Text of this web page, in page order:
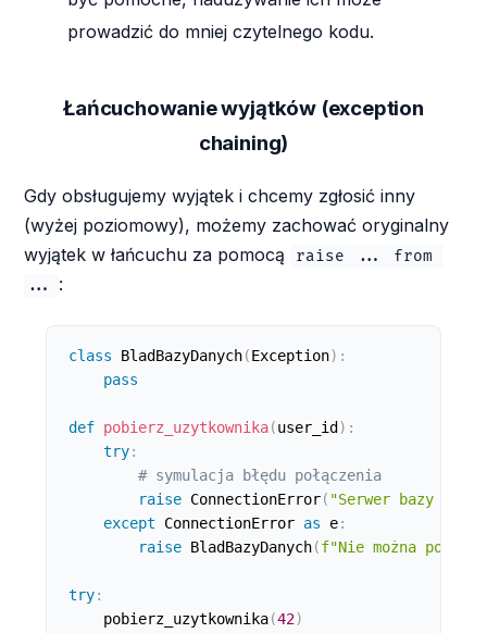
prowadzić do mniej czytelnego kodu.
Łańcuchowanie wyjątków (exception
chaining)
Gdy obsługujemy wyjątek i chcemy zgłosić inny
(wyżej poziomowy), możemy zachować oryginalny
wyjątek w łańcuchu za pomocą
raise ... from
...
:
class BladBazyDanych(Exception) :
pass
def pobierz_uzytkownika(user_id ) :
try:
# symulacja błędu połączenia
raise ConnectionError( "Serwer bazy
except ConnectionError as e:
raise BladBazyDanych(f"Nie można
try:
    pobierz_uzytkownika
(42)